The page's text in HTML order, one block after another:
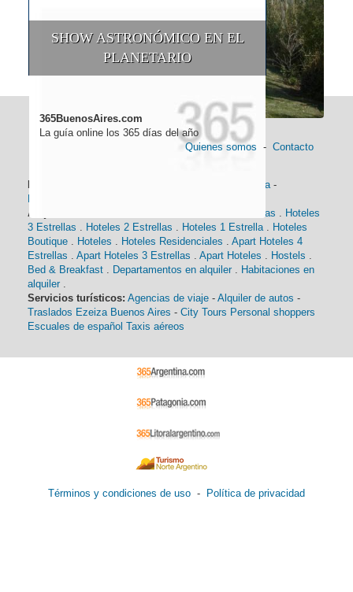
SHOW ASTRONÓMICO EN EL
PLANETARIO
365BuenosAires.com
La guía online los 365 días del año
Quienes somos - Contacto
Historia -
Alojamiento:
Hoteles 4 Estrellas
Hoteles
3 Estrellas
Hoteles 2 Estrellas Hoteles 1 Estrella
Hoteles
Boutique
Hoteles Hoteles Residenciales
Apart Hoteles 4
Estrellas
Apart Hoteles 3 Estrellas Apart Hoteles Hostels
Bed & Breakfast
Departamentos en alquiler
Habitaciones en
alquiler
Servicios turísticos: Agencias de viaje - Alquiler de autos -
Traslados Ezeiza Buenos Aires - City Tours Personal shoppers
Escuales de español Taxis aéreos
Términos y condiciones de uso - Política de privacidad